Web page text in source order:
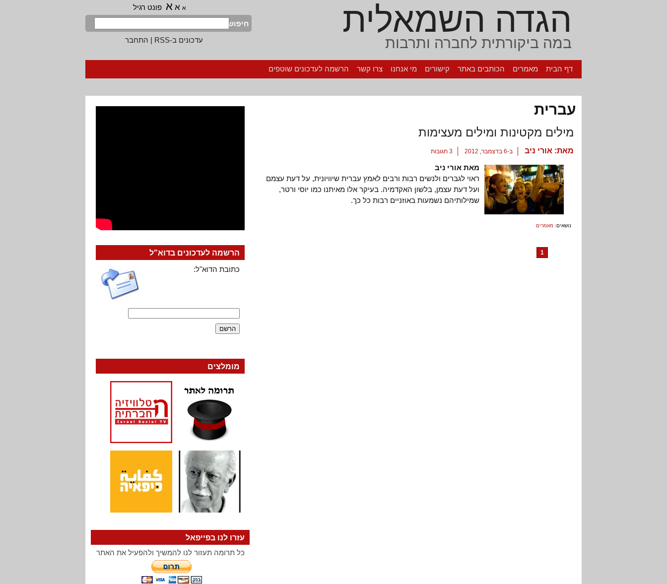
הגדה השמאלית
במה ביקורתית לחברה ותרבות
א א א פונט רגיל
חיפוש
עדכונים ב-RSS
| התחבר
דף הבית מאמרים הכותבים באתר קישורים מי אנחנו צרו קשר הרשמה לעדכונים שוטפים
עברית
מילים מקטינות ומילים מעצימות
מאת: אורי ניב ב-6 בדצמבר, 2012 3 תגובות
מאת אורי ניב
ראוי לגברים ולנשים רבות ורבים לאמץ עברית שיוויונית, על דעת עצמם
ועל דעת עצמן, בלשון האקדמיה. בעיקר אלו מאיתנו כמו יוסי ורטר,
שמילותיהם נשמעות באוזניים רבות כל כך.
נושאים: מאמרים
1
הרשמה לעדכונים בדוא"ל
כתובת הדוא"ל:
מומלצים
עזרו לנו בפייפאל
כל תרומה תעזור לנו להמשיך ולהפעיל את האתר